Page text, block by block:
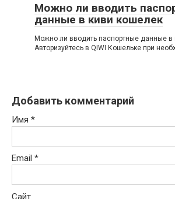
Можно ли вводить
данные в киви кошелек
Можно ли вводить паспортные данные в
Авторизуйтесь в QIWI Кошельке при
Добавить комментарий
Имя *
Email *
Сайт